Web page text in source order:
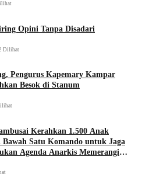
Opini Tanpa Disadari
Dilihat
Pengurus Kapemary Kampar
Besok di Stanum
Kerahkan 1.500 Anak
Bawah Satu Komando untuk Jaga
Agenda Anarkis Memerangi